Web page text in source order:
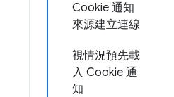
Cookie 通知
來源建立連線
視情況預先載
入 Cookie 通
知